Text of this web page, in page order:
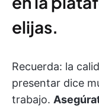
elijas.
Recuerda: la
presentar dice
trabajo.